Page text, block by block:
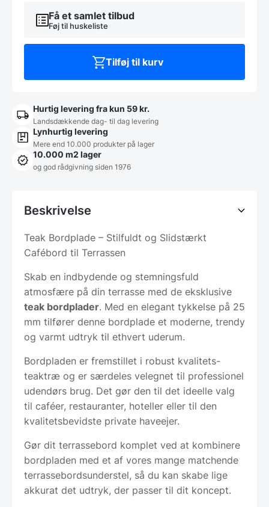
udendørs
-
antal
Få et samlet tilbud
Føj til huskeliste
Tilføj til kurv
Hurtig levering fra kun 59 kr.
Landsdækkende dag- til dag levering
Lynhurtig levering
Mere end 10.000 produkter på lager
10.000 m2 lager
og god rådgivning siden 1976
Beskrivelse
Teak Bordplade – Stilfuldt og Slidstærkt
Cafébord til Terrassen
Skab en indbydende og stemningsfuld
atmosfære på din terrasse med de eksklusive
teak bordplader. Med en elegant tykkelse på 25
mm tilfører denne bordplade et moderne, trendy
og varmt udtryk til ethvert uderum.
Bordpladen er fremstillet i robust kvalitets-
teaktræ og er særdeles velegnet til professionel
udendørs brug. Det gør den til det ideelle valg
til caféer, restauranter, hoteller eller til den
kvalitetsbevidste private haveejer.
Gør dit terrassebord komplet ved at kombinere
bordpladen med et af vores mange matchende
terrassebordsunderstel, så du kan skabe lige
akkurat det udtryk, der passer til dit koncept.